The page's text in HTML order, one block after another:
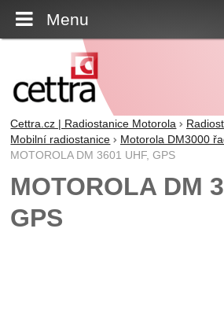
Menu
Cettra.cz | Radiostanice Motorola
Mobilní radiostanice
Motorola DM3000
MOTOROLA DM 3601 UHF, GPS
MOTOROLA DM
GPS